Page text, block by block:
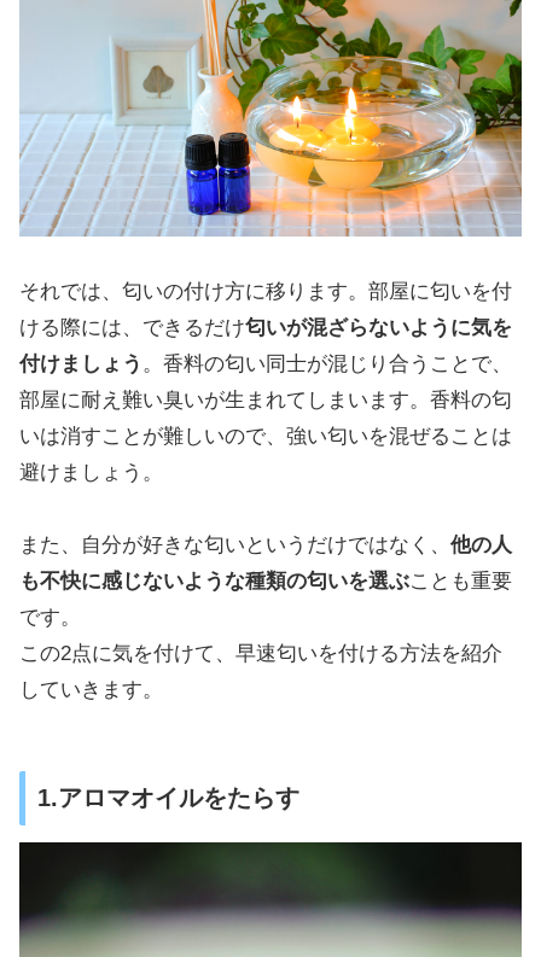
それでは、匂いの付け方に移ります。部屋に匂いを付
ける際には、できるだけ匂いが混ざらないように気を
付けましょう 。香料の匂い同士が混じり合うことで、
部屋に耐え難い臭いが生まれてしまいます。香料の匂
いは消すことが難しいので、強い匂いを混ぜることは
避けましょう。
また、自分が好きな匂いというだけではなく、 他の人
も不快に感じないような種類の匂いを選ぶことも重要
です。
この2点に気を付けて、早速匂いを付ける方法を紹介
していきます。
1.アロマオイルをたらす